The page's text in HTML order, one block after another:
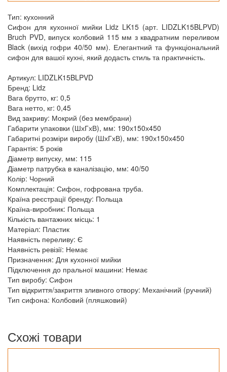
Тип: кухонний
Сифон для кухонної мийки Lidz LK15 (арт. LIDZLK15BLPVD)
Bruch PVD, випуск колбовий 115 мм з квадратним переливом
Black (вихід гофри 40/50 мм). Елегантний та функціональний
сифон для вашої кухні, який додасть стиль та практичність.
Артикул: LIDZLK15BLPVD
Бренд: Lidz
Вага брутто, кг: 0,5
Вага нетто, кг: 0,45
Вид закриву: Мокрий (без мембрани)
Габарити упаковки (ШхГхВ), мм: 190х150х450
Габаритні розміри виробу (ШхГхВ), мм: 190х150х450
Гарантія: 5 років
Діаметр випуску, мм: 115
Діаметр патрубка в каналізацію, мм: 40/50
Колір: Чорний
Комплектація: Сифон, гофрована труба.
Країна реєстрації бренду: Польща
Країна-виробник: Польща
Кількість вантажних місць: 1
Матеріал: Пластик
Наявність переливу: Є
Наявність ревізії: Немає
Призначення: Для кухонної мийки
Підключення до пральної машини: Немає
Тип виробу: Сифон
Тип відкриття/закриття зливного отвору: Механічний (ручний)
Тип сифона: Колбовий (пляшковий)
Схожі товари